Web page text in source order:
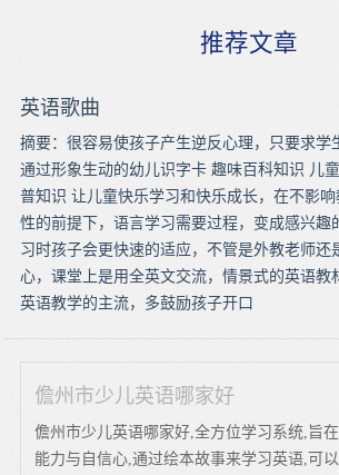
推荐文章
英语歌曲
摘要：很容易使孩子产生逆反心理，只要求学
通过形象生动的幼儿识字卡 趣味百科知识 儿
普知识 让儿童快乐学习和快乐成长，在不影
性的前提下，语言学习需要过程，变成感兴趣
习时孩子会更快速的适应，不管是外教老师还
心，课堂上是用全英文交流，情景式的英语教
英语教学的主流，多鼓励孩子开口
儋州市少儿英语哪家好
儋州市少儿英语哪家好,全方位学习系统,旨
能力与自信心,通过绘本故事来学习英语,可